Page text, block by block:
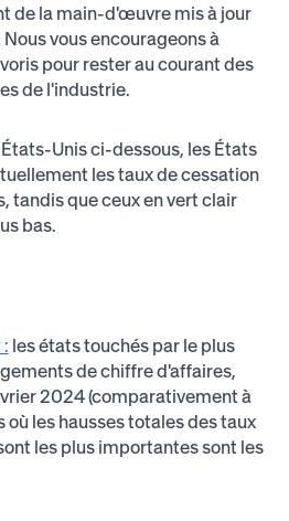
de la main-d'œuvre mis à jour
vous encourageons à
pour rester au courant des
de l'industrie.
Unis ci-dessous, les États
les taux de cessation
tandis que ceux en vert clair
bas.
les états touchés par le plus
de chiffre d'affaires,
2024 (comparativement à
où les hausses totales des taux
les plus importantes sont les